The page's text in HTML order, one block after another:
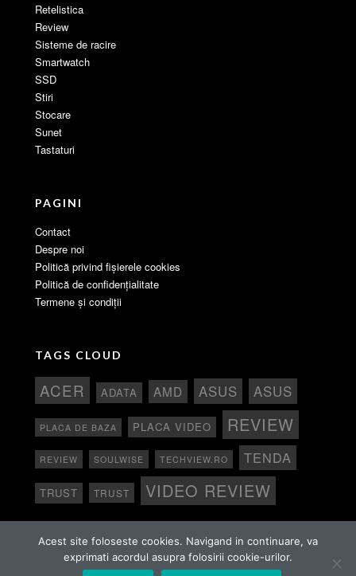
Retelistica
Review
Sisteme de racire
Smartwatch
SSD
Stiri
Stocare
Sunet
Tastaturi
PAGINI
Contact
Despre noi
Politică privind fișierele cookies
Politică de confidențialitate
Termene și condiții
TAGS CLOUD
ACER ADATA AMD ASUS ASUS
PLACA DE BAZA PLACA VIDEO REVIEW
REVIEW SOULWISE TECHVIEW.RO TENDA
TRUST TRUST VIDEO REVIEW
Acest site foloseste cookies. Navigand in continuare, va
exprimati acordul asupra folosirii cookie-urilor.